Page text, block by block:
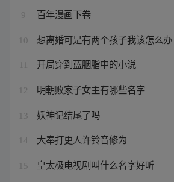
9 百年漫画下卷
10 想离婚可是有两个孩子我该怎么办
开局穿到蓝胭脂中的小说
12 明朝败家子女主有哪些名字
13 妖神记结尾了吗
14 大奉打更人许铃音修为
15 皇太极电视剧叫什么名字好听